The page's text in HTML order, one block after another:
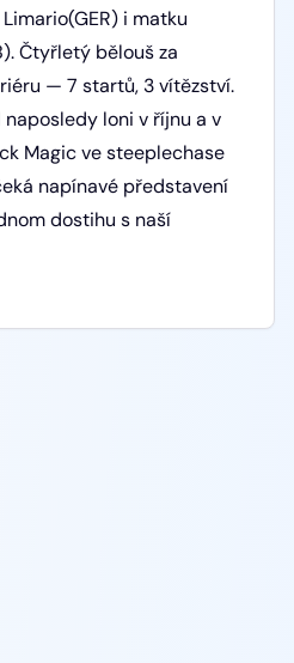
i matku
Čtyřletý bělouš za
— 7 startů, 3 vítězství.
loni v říjnu a v
Magic ve steeplechase
napínavé představení
dostihu s naší